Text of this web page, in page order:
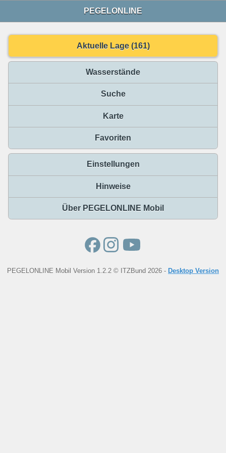
PEGELONLINE
Aktuelle Lage (161)
Wasserstände
Suche
Karte
Favoriten
Einstellungen
Hinweise
Über PEGELONLINE Mobil
PEGELONLINE Mobil Version 1.2.2 © ITZBund 2026 - Desktop Version